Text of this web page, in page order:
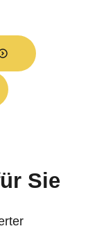
Sie